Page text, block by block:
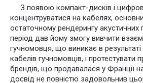
З появою компакт-дисків і
концентруватися на кабелях,
остаточному рендерингу акустичних
період дав йому змогу вивчити
гучномовця, що виникає в
кабелів гучномовців, і протестувати
брендів, що продавалася у Франції
досвід не повністю задовольнив